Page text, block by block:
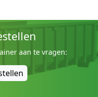
aan te vragen: